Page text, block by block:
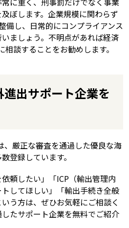
ぼします。企業規模に関わらず
備し、日常的にコンプライアンス
ましょう。不明点があれば経済
談することをお勧めします。
出サポート企業を
、厳正な審査を通過した優良な海
登録しています。
依頼したい」「ICP（輸出管理内
してほしい」「輸出手続き全般
う方は、ぜひお気軽にご相談く
たサポート企業を無料でご紹介